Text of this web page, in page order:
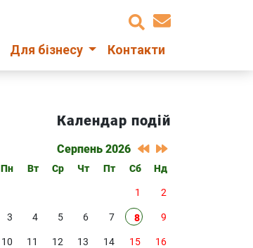
Для бізнесу Контакти
Календар подій
Серпень 2026
Пн Вт Ср Чт Пт Сб Нд
1 2
3 4 5 6 7 8 9
10 11 12 13 14 15 16